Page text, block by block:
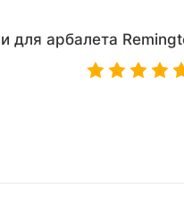
для арбалета